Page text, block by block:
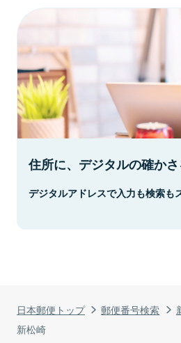
日本郵便トップ 郵便番号検索
新松崎
住所に、デジタルの確かさ
デジタルアドレスで入力も検索も